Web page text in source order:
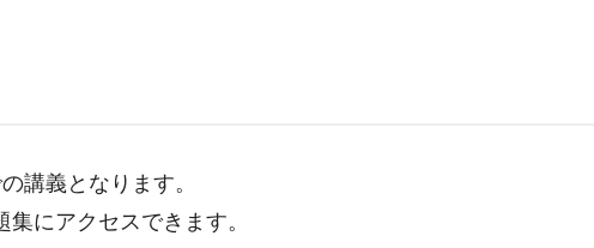
講義となります。
にアクセスできます。